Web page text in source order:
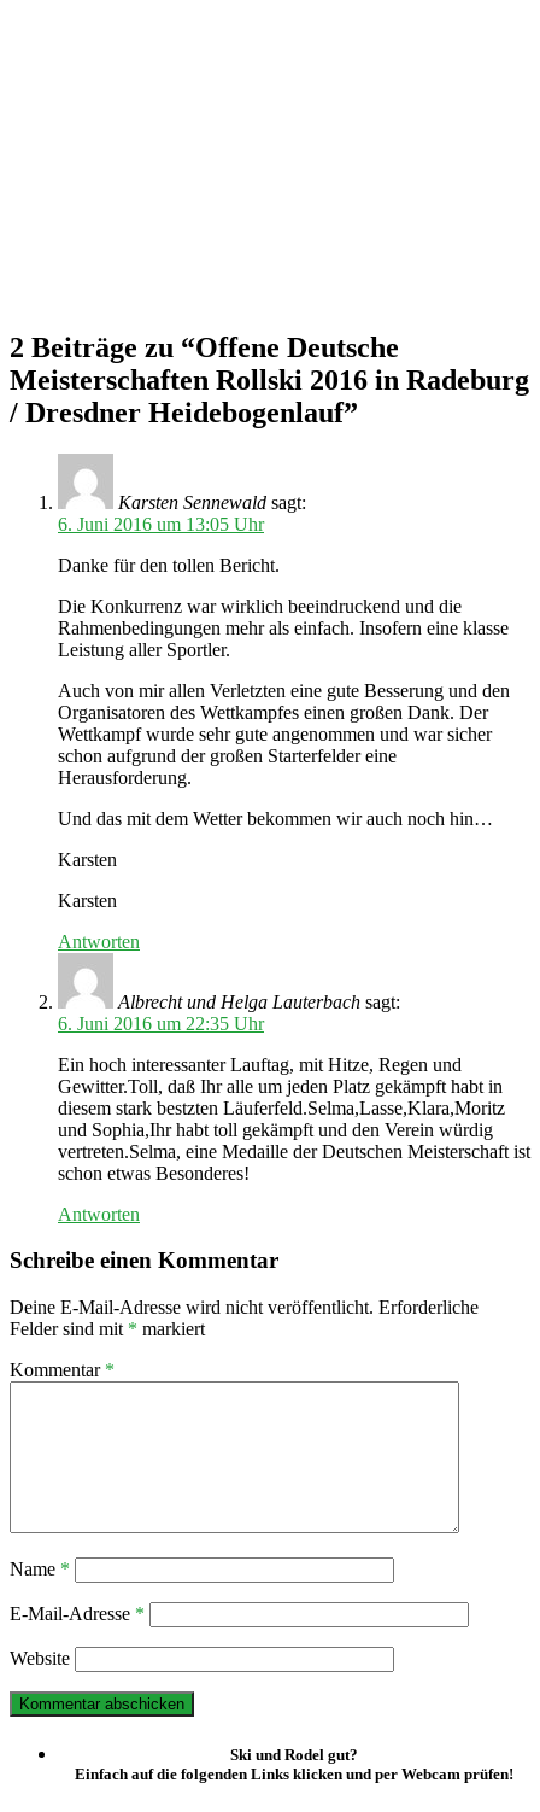
2 Beiträge zu “Offene Deutsche
Meisterschaften Rollski 2016 in Radeburg
/ Dresdner Heidebogenlauf”
Karsten Sennewald sagt:
6. Juni 2016 um 13:05 Uhr
Danke für den tollen Bericht.
Die Konkurrenz war wirklich beeindruckend und die
Rahmenbedingungen mehr als einfach. Insofern eine klasse
Leistung aller Sportler.
Auch von mir allen Verletzten eine gute Besserung und den
Organisatoren des Wettkampfes einen großen Dank. Der
Wettkampf wurde sehr gute angenommen und war sicher
schon aufgrund der großen Starterfelder eine
Herausforderung.
Und das mit dem Wetter bekommen wir auch noch hin…
Karsten
Karsten
Antworten
Albrecht und Helga Lauterbach sagt:
6. Juni 2016 um 22:35 Uhr
Ein hoch interessanter Lauftag, mit Hitze, Regen und
Gewitter.Toll, daß Ihr alle um jeden Platz gekämpft habt in
diesem stark bestzten Läuferfeld.Selma,Lasse,Klara,Moritz
und Sophia,Ihr habt toll gekämpft und den Verein würdig
vertreten.Selma, eine Medaille der Deutschen Meisterschaft ist
schon etwas Besonderes!
Antworten
Schreibe einen Kommentar
Deine E-Mail-Adresse wird nicht veröffentlicht. Erforderliche
Felder sind mit * markiert
Kommentar *
Name *
E-Mail-Adresse *
Website
Ski und Rodel gut?
Einfach auf die folgenden Links klicken und per Webcam prüfen!